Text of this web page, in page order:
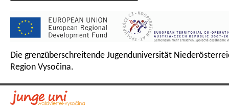
Die grenzüberschreitende Jugenduniversität
Region Vysočina.